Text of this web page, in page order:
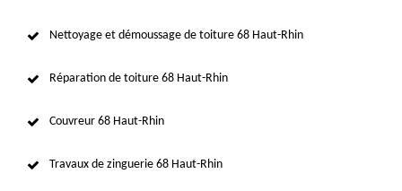
Nettoyage et démoussage de toiture 68 Haut-Rhin
Réparation de toiture 68 Haut-Rhin
Couvreur 68 Haut-Rhin
Travaux de zinguerie 68 Haut-Rhin